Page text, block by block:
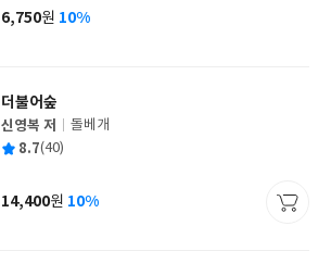
사
가
6,750원 10%
더불어숲
글
쓴
신영복 저
출
사
돌베개
평 8.7(40)
가
14,400원 10%